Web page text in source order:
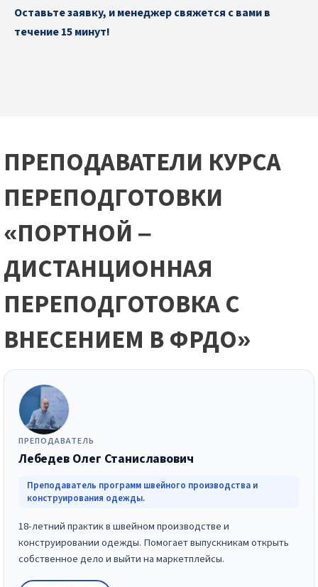
Оставьте заявку, и менеджер свяжется с вами в
течение 15 минут!
ПРЕПОДАВАТЕЛИ КУРСА
ПЕРЕПОДГОТОВКИ
«ПОРТНОЙ –
ДИСТАНЦИОННАЯ
ПЕРЕПОДГОТОВКА С
ВНЕСЕНИЕМ В ФРДО»
ПРЕПОДАВАТЕЛЬ
Лебедев Олег Станиславович
Преподаватель программ швейного производства и
конструирования одежды.
18-летний практик в швейном производстве и
конструировании одежды. Помогает выпускникам открыть
собственное дело и выйти на маркетплейсы.